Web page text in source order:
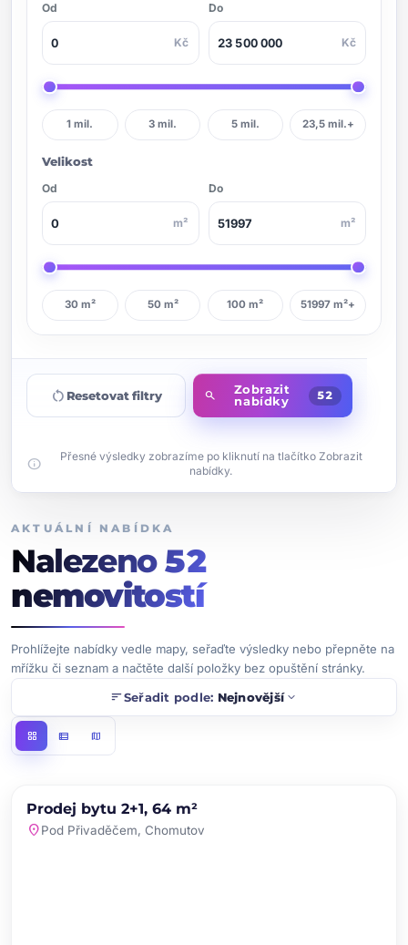
Od
Kč
Do
Kč
1 mil. 3 mil. 5 mil. 23,5 mil.+
Velikost
Od
m²
Do
m²
30 m² 50 m² 100 m² 51997 m²+
restart_alt Resetovat filtry search
Zobrazit
nabídky
52
info
Přesné výsledky zobrazíme po kliknutí na tlačítko Zobrazit
nabídky.
AKTUÁLNÍ NABÍDKA
Nalezeno52
nemovitostí
Prohlížejte nabídky vedle mapy, seřaďte výsledky nebo přepněte na
mřížku či seznam a načtěte další položky bez opuštění stránky.
sortSeřadit podle: Nejnovějšíexpand_more
grid_view view_list map
PRODEJ NOVINKA
Prodej bytu 2+1, 64 m²
location_onPod Přivaděčem, Chomutov